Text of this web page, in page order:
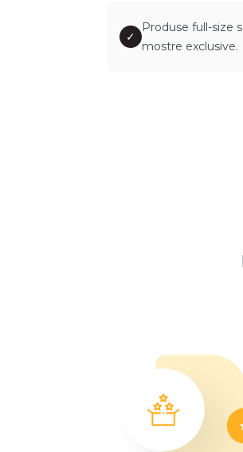
✓
Produse full-size
mostre exclusive.